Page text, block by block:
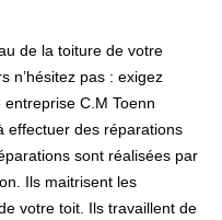
de la toiture de votre
n’hésitez pas : exigez
C.M Toenn
effectuer des réparations
sont réalisées par
Ils maitrisent les
votre toit. Ils travaillent de